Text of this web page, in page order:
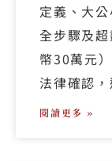
定義、大
全步驟及
幣30萬元
法律確認
閱讀更多 »